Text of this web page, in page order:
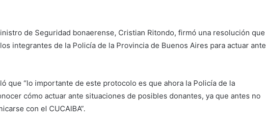
de Seguridad bonaerense, Cristian Ritondo, firmó una resolución que
integrantes de la Policía de la Provincia de Buenos Aires para actuar ante
que “lo importante de este protocolo es que ahora la Policía de la
cómo actuar ante situaciones de posibles donantes, ya que antes no
con el CUCAIBA”.